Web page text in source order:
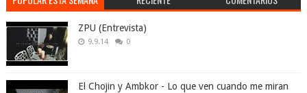
ZPU (Entrevista)
9.9.14 0
El Chojin y Ambkor - Lo que ven cuando me miran